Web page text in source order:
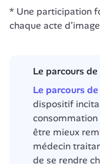
* Une participation
chaque acte
Le parcours
Le parcours
dispositif
être mieux
médecin
de se rendre